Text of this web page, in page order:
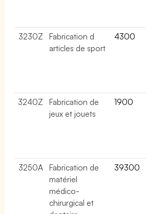
3230Z
Fabrication d
articles de sport
4300
3240Z
Fabrication de
jeux et jouets
1900
3250A
Fabrication de
matériel
médico-
chirurgical et
39300